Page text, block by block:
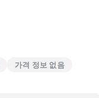
가격 정보 없음